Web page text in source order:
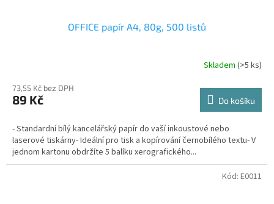
OFFICE papír A4, 80g, 500 listů
Skladem (>5 ks)
73,55 Kč bez DPH
89 Kč Do košíku
- Standardní bílý kancelářský papír do vaší inkoustové nebo
laserové tiskárny- Ideální pro tisk a kopírování černobílého textu- V
jednom kartonu obdržíte 5 balíku xerografického...
Kód: E0011